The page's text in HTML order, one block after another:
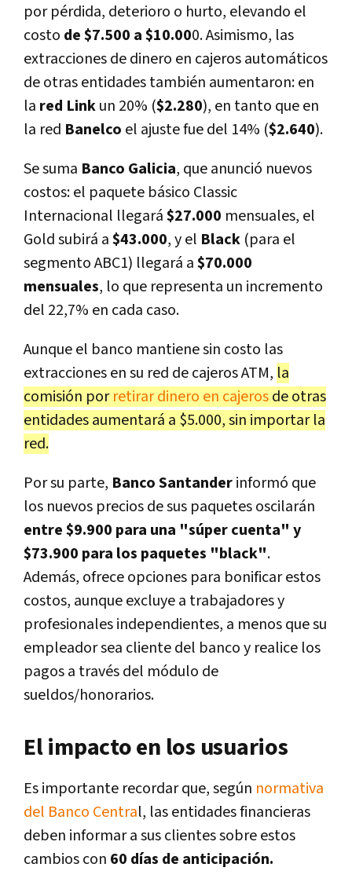
por pérdida, deterioro o hurto, elevando el
costo de $7.500 a $10.000. Asimismo, las
extracciones de dinero en cajeros automáticos
de otras entidades también aumentaron: en
la red Linkun 20% ($2.280), en tanto que en
la red Banelco el ajuste fue del 14% ($2.640).
Se suma Banco Galicia, que anunció nuevos
costos: el paquete básico Classic
Internacional llegará$27.000 mensuales, el
Gold subirá a$43.000, y el Black (para el
segmento ABC1) llegará a$70.000
mensuales, lo que representa un incremento
del 22,7% en cada caso.
Aunque el banco mantiene sin costo las
extracciones en su red de cajeros ATM, la
comisión porretirar dinero en cajerosde otras
entidades aumentará a $5.000, sin importar la
red.
Por su parte, Banco Santanderinformó que
los nuevos precios de sus paquetes oscilarán
entre $9.900 para una "súper cuenta" y
$73.900 para los paquetes "black".
Además, ofrece opciones para bonificar estos
costos, aunque excluye a trabajadores y
profesionales independientes, a menos que su
empleador sea cliente del banco y realice los
pagos a través del módulo de
sueldos/honorarios.
El impacto en los usuarios
Es importante recordar que, según normativa
del Banco Central, las entidades financieras
deben informar a sus clientes sobre estos
cambios con 60 días de anticipación.